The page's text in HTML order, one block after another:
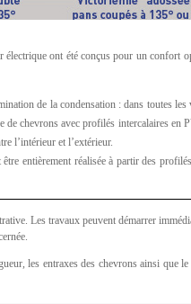
électrique ont été conçus pour un confort
de la condensation : dans toutes les
de chevrons avec profilés intercalaires en
l’intérieur et l’extérieur.
entièrement réalisée à partir des
Les travaux peuvent démarrer
les entraxes des chevrons ainsi que